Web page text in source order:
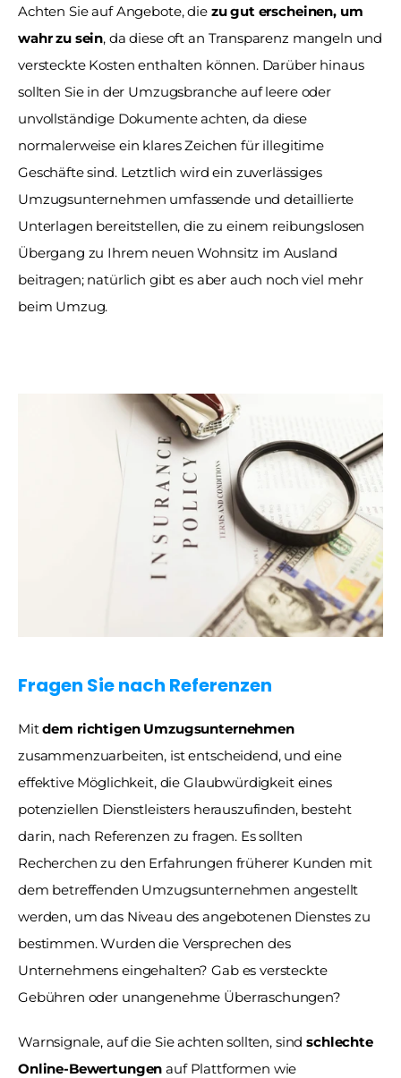
Achten Sie auf Angebote, die zu gut erscheinen, um
wahr zu sein, da diese oft an Transparenz mangeln und
versteckte Kosten enthalten können. Darüber hinaus
sollten Sie in der Umzugsbranche auf leere oder
unvollständige Dokumente achten, da diese
normalerweise ein klares Zeichen für illegitime
Geschäfte sind. Letztlich wird ein zuverlässiges
Umzugsunternehmen umfassende und detaillierte
Unterlagen bereitstellen, die zu einem reibungslosen
Übergang zu Ihrem neuen Wohnsitz im Ausland
beitragen; natürlich gibt es aber auch noch viel mehr
beim Umzug.
Fragen Sie nach Referenzen
Mit dem richtigen Umzugsunternehmen
zusammenzuarbeiten, ist entscheidend, und eine
effektive Möglichkeit, die Glaubwürdigkeit eines
potenziellen Dienstleisters herauszufinden, besteht
darin, nach Referenzen zu fragen. Es sollten
Recherchen zu den Erfahrungen früherer Kunden mit
dem betreffenden Umzugsunternehmen angestellt
werden, um das Niveau des angebotenen Dienstes zu
bestimmen. Wurden die Versprechen des
Unternehmens eingehalten? Gab es versteckte
Gebühren oder unangenehme Überraschungen?
Warnsignale, auf die Sie achten sollten, sind schlechte
Online-Bewertungen